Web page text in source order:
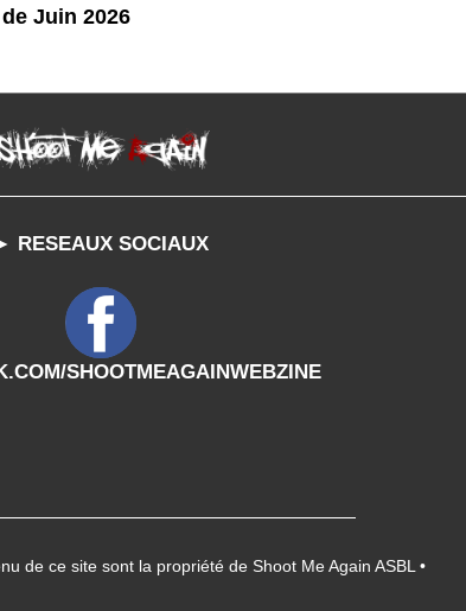
Juin 2026
RESEAUX SOCIAUX
SHOOTMEAGAINWEBZINE
de ce site sont la propriété de Shoot Me Again ASBL •